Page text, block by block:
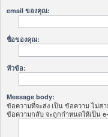
email ของคุณ:
ชื่อของคุณ:
หัวข้อ:
Message body:
ข้อความที่จะส่ง เป็น ข้อความ ไม่สา
ข้อความกลับ จะถูกกำหนดให้เป็น